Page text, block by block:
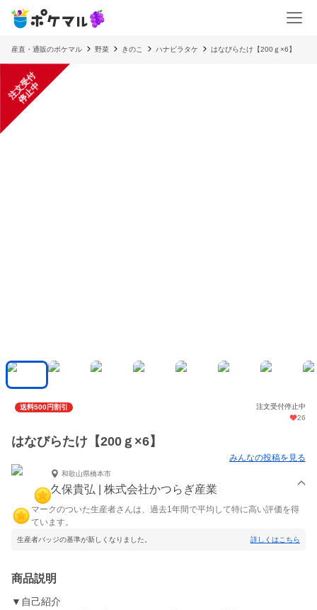
産直・通販のポケマル 野菜 きのこ ハナビラタケ はなびらたけ【200ｇ×6】
注
文
受
付
停
止
中
送料500円割引
注文受付停止中
26
はなびらたけ【200ｇ×6】
みんなの投稿を見る
和歌山県橋本市
久保貴弘 | 株式会社かつらぎ産業
マークのついた生産者さんは、過去1年間で平均して特に高い評価を得
ています。
生産者バッジの基準が新しくなりました。 詳しくはこちら
商品説明
▼自己紹介